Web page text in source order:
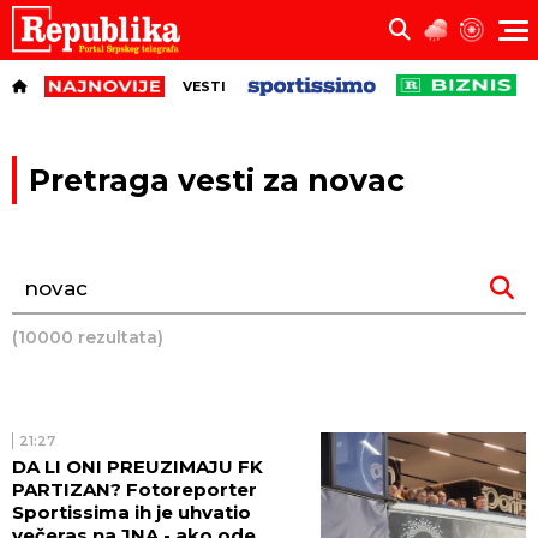
VESTI
Pretraga vesti za novac
(10000 rezultata)
21:27
DA LI ONI PREUZIMAJU FK
PARTIZAN? Fotoreporter
Sportissima ih je uhvatio